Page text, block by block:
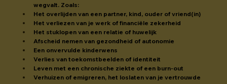
wegvalt. Zoals:
Het overlijden van een partner, kind, ouder of vriend(in)
Het verliezen van je werk of financiële zekerheid
Het stuklopen van een relatie of huwelijk
Afscheid nemen van gezondheid of autonomie
Een onvervulde kinderwens
Verlies van toekomstbeelden of identiteit
Leven met een chronische ziekte of een burn-out
Verhuizen of emigreren, het loslaten van je vertrouwde